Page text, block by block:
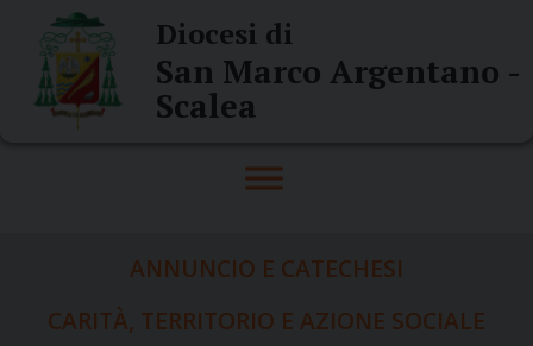
content
Diocesi di
San Marco Argentano -
Scalea
ANNUNCIO E CATECHESI
CARITÀ, TERRITORIO E AZIONE SOCIALE